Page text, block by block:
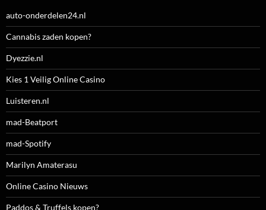
auto-onderdelen24.nl
Cannabis zaden kopen?
Dyezzie.nl
Kies 1 Veilig Online Casino
Luisteren.nl
mad-Beatport
mad-Spotify
Marilyn Amaterasu
Online Casino Nieuws
Paddos & Truffels kopen?